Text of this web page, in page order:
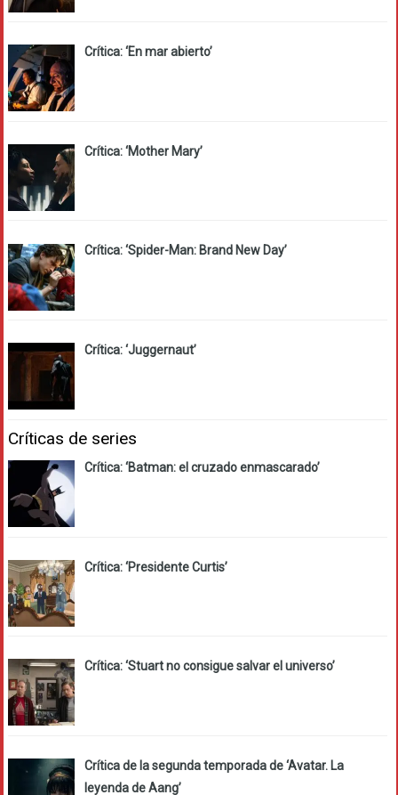
Crítica: ‘En mar abierto’
Crítica: ‘Mother Mary’
Crítica: ‘Spider-Man: Brand New Day’
Crítica: ‘Juggernaut’
Críticas de series
Crítica: ‘Batman: el cruzado enmascarado’
Crítica: ‘Presidente Curtis’
Crítica: ‘Stuart no consigue salvar el universo’
Crítica de la segunda temporada de ‘Avatar. La
leyenda de Aang’